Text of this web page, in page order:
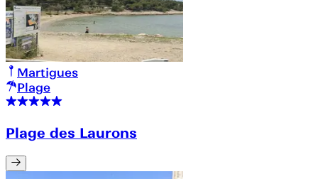
Martigues
Plage
Plage des Laurons